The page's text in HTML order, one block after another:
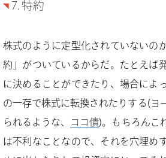
7. 特約
株式のように定型化されていないの
約」がついているからだ。たとえば
に決めることができたり、場合によ
の一存で株式に転換されたりする(ヨ
られるような、
ココ債)。もちろんこ
は不利なことなので、それを穴埋め